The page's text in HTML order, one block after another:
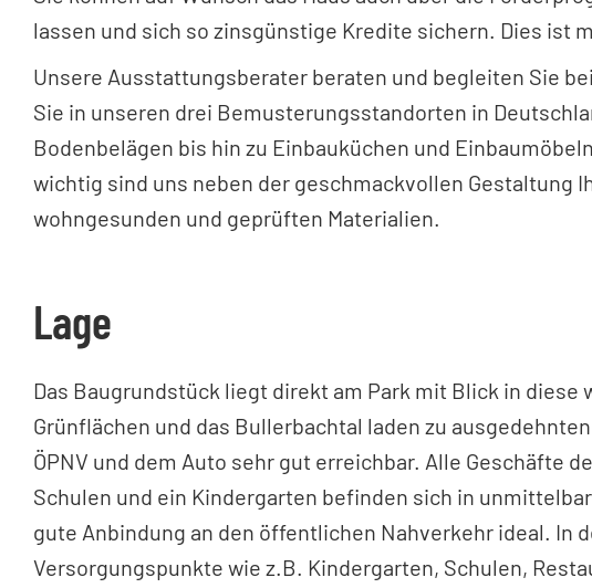
lassen und sich so zinsgünstige Kredite sichern. Dies ist
Unsere Ausstattungsberater beraten und begleiten Sie
Sie in unseren drei Bemusterungsstandorten in
Bodenbelägen bis hin zu Einbauküchen und
wichtig sind uns neben der geschmackvollen Gestaltung
wohngesunden und geprüften Materialien.
Lage
Das Baugrundstück liegt direkt am Park mit Blick in diese
Grünflächen und das Bullerbachtal laden zu
ÖPNV und dem Auto sehr gut erreichbar. Alle Geschäfte
Schulen und ein Kindergarten befinden sich in
gute Anbindung an den öffentlichen Nahverkehr ideal. In
Versorgungspunkte wie z.B. Kindergarten, Schulen,